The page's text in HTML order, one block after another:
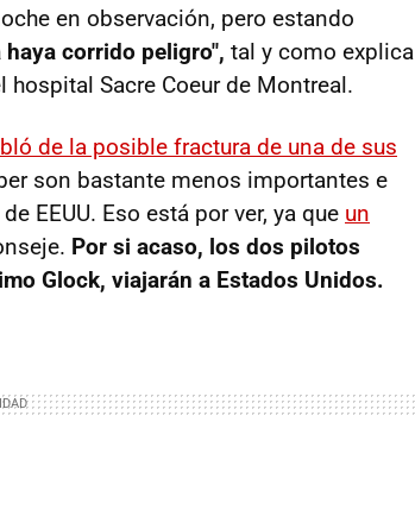
en observación, pero estando
corrido peligro", tal y como explica
Sacre Coeur de Montreal.
de la posible fractura de una de sus
son bastante menos importantes e
EEUU. Eso está por ver, ya que un
Por si acaso, los dos pilotos
Glock, viajarán a Estados Unidos.